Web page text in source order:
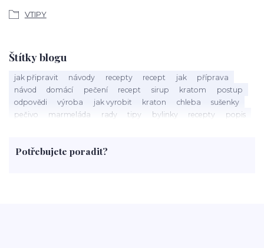
VTIPY
Štítky blogu
jak připravit návody recepty recept jak
příprava
návod
domácí pečení recept sirup kratom
postup
odpovědi
výroba jak vyrobit kraton chleba
sušenky
pečivo
marmeláda rady tipy bylinky recepty
popis
rohlíky
grilování čaj
Potřebujete poradit?